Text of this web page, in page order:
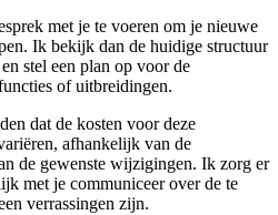
met je te voeren om je nieuwe
Ik bekijk dan de huidige structuur
stel een plan op voor de
of uitbreidingen.
dat de kosten voor deze
afhankelijk van de
de gewenste wijzigingen. Ik zorg er
met je communiceer over de te
verrassingen zijn.